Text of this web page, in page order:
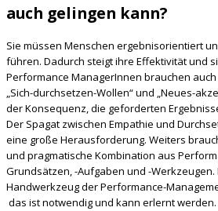
auch gelingen kann?
Sie müssen Menschen ergebnisorientiert
führen. Dadurch steigt ihre Effektivität und
Performance ManagerInnen brauchen
„Sich-durchsetzen-Wollen“ und „Neues-
der Konsequenz, die geforderten
Der Spagat zwischen Empathie und
eine große Herausforderung. Weiters
und pragmatische Kombination aus
Grundsätzen, -Aufgaben und -
Handwerkzeug der Performance-
das ist notwendig und kann erlernt werden.